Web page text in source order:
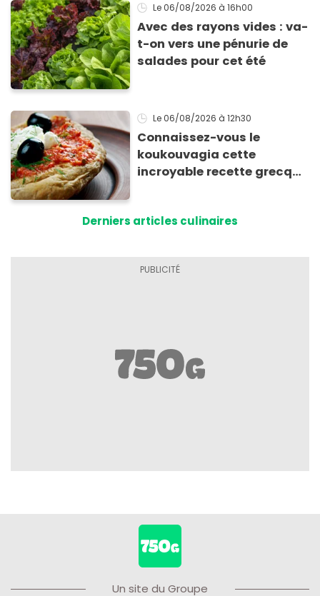
Le 06/08/2026 à 16h00
Avec des rayons vides : va-
t-on vers une pénurie de
salades pour cet été
Le 06/08/2026 à 12h30
Connaissez-vous le
koukouvagia cette
incroyable recette grecque
Derniers articles culinaires
Un site du Groupe